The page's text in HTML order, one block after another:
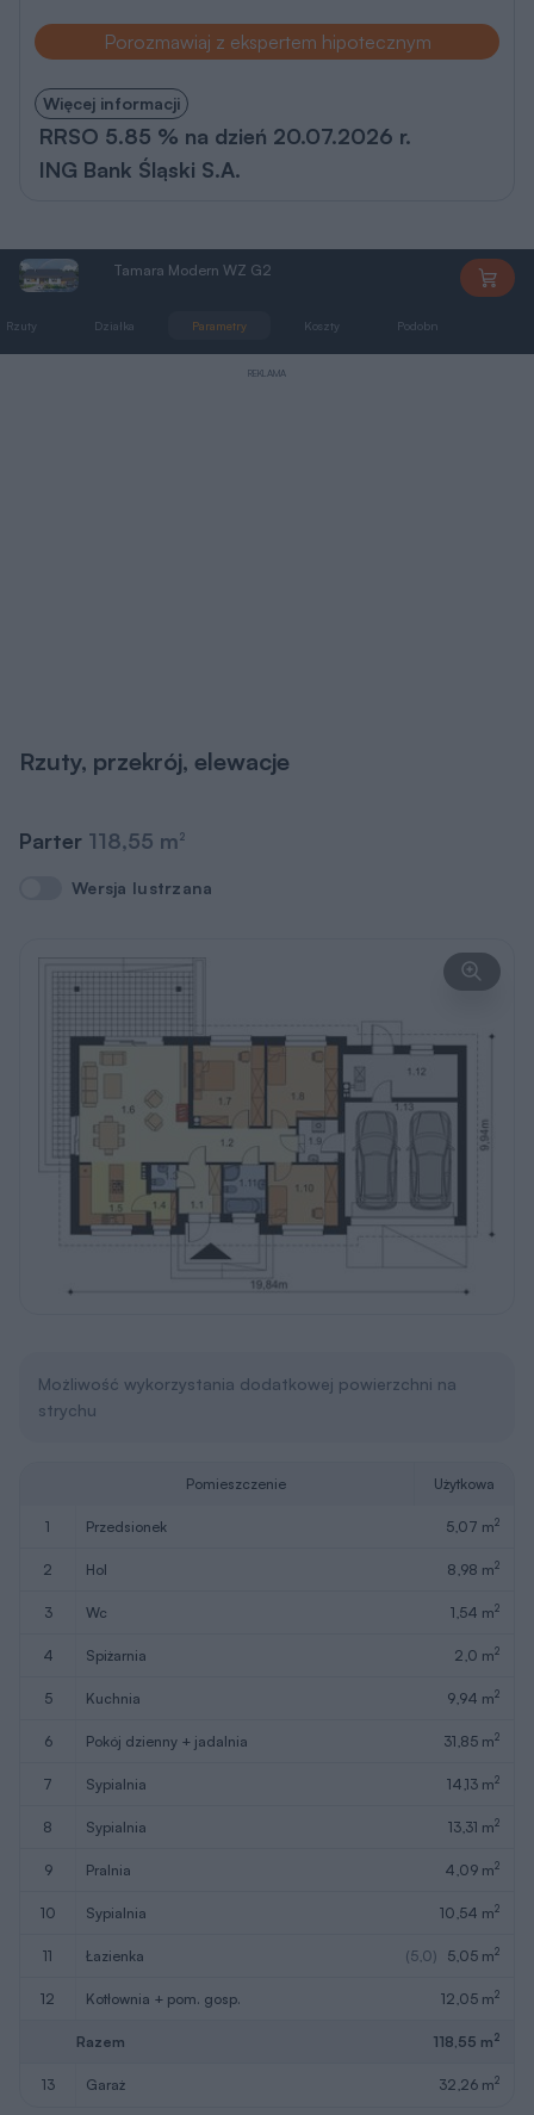
Porozmawiaj z ekspertem hipotecznym
Więcej informacji
RRSO 5.85 % na dzień 20.07.2026 r.
ING Bank Śląski S.A.
Tamara Modern WZ G2
Rzuty Działka Parametry Koszty Podobne
REKLAMA
Rzuty, przekrój, elewacje
Parter 118,55 m2
Wersja lustrzana
Wersja lustrzana
Możliwość wykorzystania dodatkowej powierzchni na
strychu
Pomieszczenie Użytkowa
1 przedsionek 5,07 m2
2 hol 8,98 m2
3 wc 1,54 m2
4 spiżarnia 2,0 m2
5 kuchnia 9,94 m2
6 pokój dzienny + jadalnia 31,85 m2
7 sypialnia 14,13 m2
8 sypialnia 13,31 m2
9 pralnia 4,09 m2
10 sypialnia 10,54 m2
11 łazienka (5,0) 5,05 m2
12 kotłownia + pom. gosp. 12,05 m2
Razem 118,55 m2
13 garaż 32,26 m2